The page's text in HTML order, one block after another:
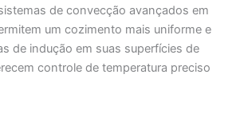
de convecção avançados em
um cozimento mais uniforme e
de indução em suas superfícies de
controle de temperatura preciso